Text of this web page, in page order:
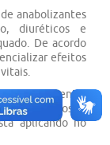
anabolizantes
diuréticos e
De acordo
efeitos
alguns casos, a
aplicando no